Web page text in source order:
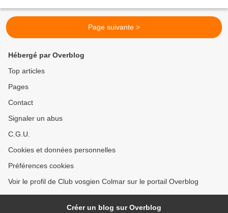
Page suivante >
Hébergé par Overblog
Top articles
Pages
Contact
Signaler un abus
C.G.U.
Cookies et données personnelles
Préférences cookies
Voir le profil de Club vosgien Colmar sur le portail Overblog
Créer un blog sur Overblog